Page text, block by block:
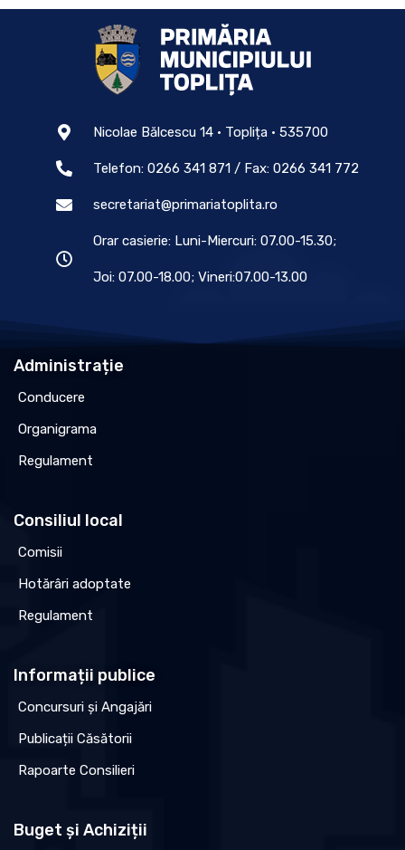
Nicolae Bălcescu 14 • Toplița • 535700
Telefon: 0266 341 871 / Fax: 0266 341 772
secretariat@primariatoplita.ro
Orar casierie: Luni-Miercuri: 07.00-15.30;
Joi: 07.00-18.00; Vineri:07.00-13.00
Administrație
Conducere
Organigrama
Regulament
Consiliul local
Comisii
Hotărâri adoptate
Regulament
Informații publice
Concursuri și Angajări
Publicații Căsătorii
Rapoarte Consilieri
Buget și Achiziții